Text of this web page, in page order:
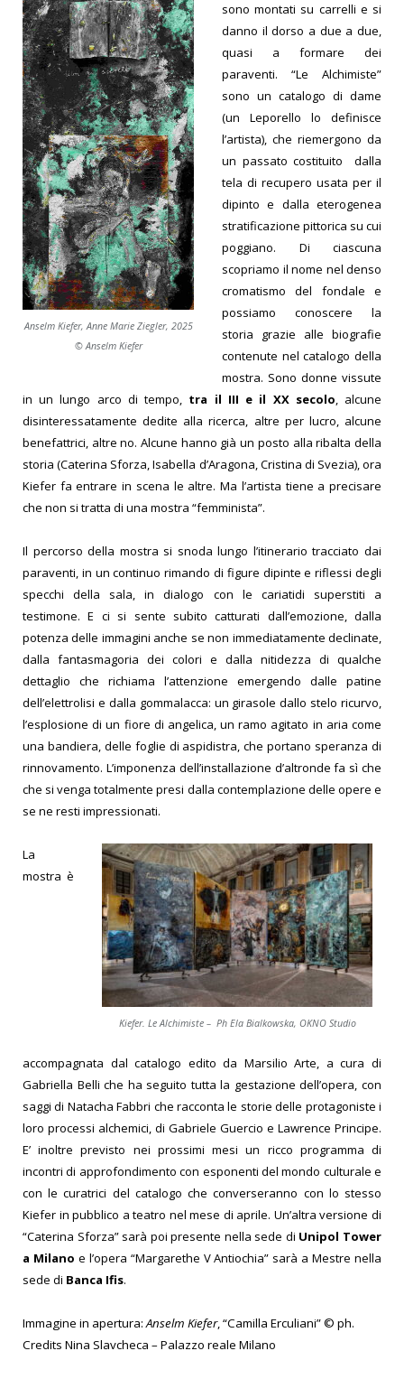
Anselm Kiefer, Anne Marie Ziegler, 2025
© Anselm Kiefer
sono montati su carrelli e si
danno il dorso a due a due,
quasi a formare dei
paraventi. “Le Alchimiste”
sono un catalogo di dame
(un Leporello lo definisce
l’artista), che riemergono da
un passato costituito dalla
tela di recupero usata per il
dipinto e dalla eterogenea
stratificazione pittorica su cui
poggiano. Di ciascuna
scopriamo il nome nel denso
cromatismo del fondale e
possiamo conoscere la
storia grazie alle biografie
contenute nel catalogo della
mostra. Sono donne vissute
in un lungo arco di tempo,
tra il III e il XX secolo , alcune
disinteressatamente dedite alla ricerca, altre per lucro, alcune
benefattrici, altre no. Alcune hanno già un posto alla ribalta della
storia (Caterina Sforza, Isabella d’Aragona, Cristina di Svezia), ora
Kiefer fa entrare in scena le altre. Ma l’artista tiene a precisare
che non si tratta di una mostra “femminista”.
Il percorso della mostra si snoda lungo l’itinerario tracciato dai
paraventi, in un continuo rimando di figure dipinte e riflessi degli
specchi della sala, in dialogo con le cariatidi superstiti a
testimone. E ci si sente subito catturati dall’emozione, dalla
potenza delle immagini anche se non immediatamente declinate,
dalla fantasmagoria dei colori e dalla nitidezza di qualche
dettaglio che richiama l’attenzione emergendo dalle patine
dell’elettrolisi e dalla gommalacca: un girasole dallo stelo ricurvo,
l’esplosione di un fiore di angelica, un ramo agitato in aria come
una bandiera, delle foglie di aspidistra, che portano speranza di
rinnovamento. L’imponenza dell’installazione d’altronde fa sì che
che si venga totalmente presi dalla contemplazione delle opere e
se ne resti impressionati.
Kiefer. Le Alchimiste – Ph Ela Bialkowska, OKNO Studio
La
mostra è
accompagnata dal catalogo edito da Marsilio Arte, a cura di
Gabriella Belli che ha seguito tutta la gestazione dell’opera, con
saggi di Natacha Fabbri che racconta le storie delle protagoniste i
loro processi alchemici, di Gabriele Guercio e Lawrence Principe.
E’ inoltre previsto nei prossimi mesi un ricco programma di
incontri di approfondimento con esponenti del mondo culturale e
con le curatrici del catalogo che converseranno con lo stesso
Kiefer in pubblico a teatro nel mese di aprile. Un’altra versione di
“Caterina Sforza” sarà poi presente nella sede di Unipol Tower
a Milano e l’opera “Margarethe V Antiochia” sarà a Mestre nella
sede di Banca Ifis.
Immagine in apertura:Anselm Kiefer, “Camilla Erculiani” © ph.
Credits Nina Slavcheca – Palazzo reale Milano